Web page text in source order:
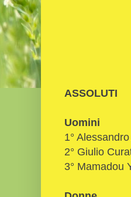
ASSOLUTI
Uomini
1°
2° Giulio
3° Mamadou